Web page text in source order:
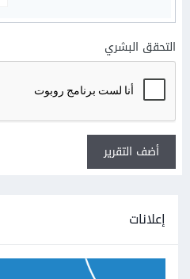
التحقق البشري
أضف التقرير
إعلانات